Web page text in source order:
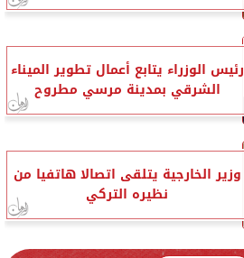
رئيس الوزراء يتابع أعمال تطوير الميناء
الشرقي بمدينة مرسي مطروح
وزير الخارجية يتلقى اتصالا هاتفيا من
نظيره التركي